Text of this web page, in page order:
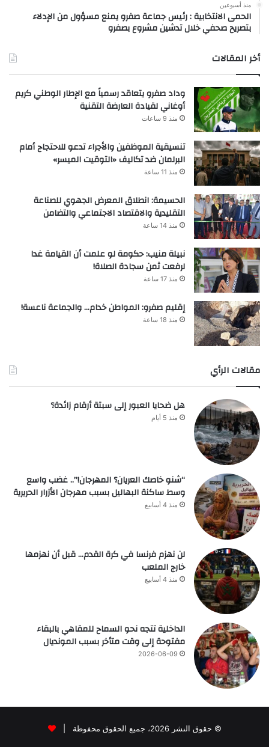
منذ أسبوعين
الحمى الانتخابية : رئيس جماعة صفرو يمنع مسؤول من الإدلاء
بتصريح صحفي خلال تدشين مشروع بصفرو
أخر المقالات
وداد صفرو يتعاقد رسمياً مع الإطار الوطني كريم
أوغاني لقيادة العارضة التقنية
منذ 9 ساعات
تنسيقية الموظفين والأجراء تدعو للاحتجاج أمام
البرلمان ضد تكاليف «التوقيت الميسر»
منذ 11 ساعة
الحسيمة: انطلاق المعرض الجهوي للصناعة
التقليدية والاقتصاد الاجتماعي والتضامن
منذ 14 ساعة
نبيلة منيب: حكومة لو علمت أن القيامة غدا
لرفعت ثمن سجادة الصلاة!
منذ 17 ساعة
إقليم صفرو: المواطن خدام… والجماعة ناعسة!
منذ 18 ساعة
مقالات الرأي
هل ضحايا العبور إلى سبتة أرقام زائدة؟
منذ 5 أيام
“شنو خاصك العريان؟ المهرجان!”.. غضب واسع
وسط ساكنة البهاليل بسبب مهرجان الأزرار الحريرية
منذ 4 أسابيع
لن نهزم فرنسا في كرة القدم… قبل أن نهزمها
خارج الملعب
منذ 4 أسابيع
الداخلية تتجه نحو السماح للمقاهي بالبقاء
مفتوحة إلى وقت متأخر بسبب المونديال
2026-06-09
© حقوق النشر 2026، جميع الحقوق محفوظة |